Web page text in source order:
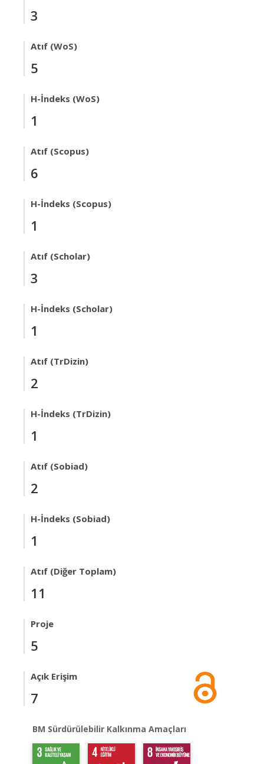
3
Atıf (WoS)
5
H-İndeks (WoS)
1
Atıf (Scopus)
6
H-İndeks (Scopus)
1
Atıf (Scholar)
3
H-İndeks (Scholar)
1
Atıf (TrDizin)
2
H-İndeks (TrDizin)
1
Atıf (Sobiad)
2
H-İndeks (Sobiad)
1
Atıf (Diğer Toplam)
11
Proje
5
Açık Erişim
7
BM Sürdürülebilir Kalkınma Amaçları